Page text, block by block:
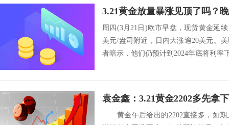
3.21黄金放量暴涨见顶了吗？
周四(3月21日)欧市早盘，现货黄金延
美元/盎司附近，日内大涨逾20美元。
者暗示，他们仍预计到2024年底将利率
黄金午后给出的2202直接多，如期